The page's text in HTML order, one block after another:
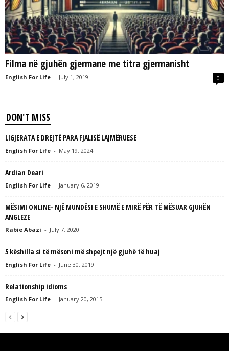
Filma në gjuhën gjermane me titra gjermanisht
English For Life - July 1, 2019 0
DON'T MISS
LIGJERATA E DREJTË PARA FJALISË LAJMËRUESE
English For Life - May 19, 2024
Ardian Deari
English For Life - January 6, 2019
MËSIMI ONLINE- NJË MUNDËSI E SHUMË E MIRË PËR TË MËSUAR GJUHËN
ANGLEZE
Rabie Abazi - July 7, 2020
5 këshilla si të mësoni më shpejt një gjuhë të huaj
English For Life - June 30, 2019
Relationship idioms
English For Life - January 20, 2015